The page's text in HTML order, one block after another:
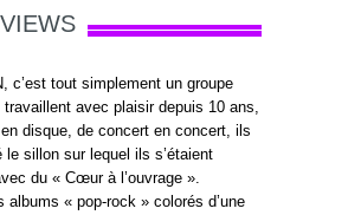
c’est tout simplement un groupe
travaillent avec plaisir depuis 10 ans,
disque, de concert en concert, ils
le sillon sur lequel ils s’étaient
du « Cœur à l’ouvrage ».
albums « pop-rock » colorés d’une